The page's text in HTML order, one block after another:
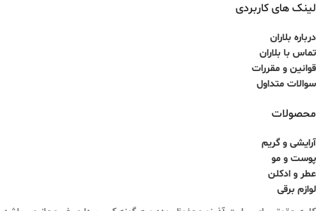
لینک های کاربردی
درباره بلاران
تماس با بلاران
قوانین و مقررات
سوالات متداول
محصولات
آرایشی و گریم
پوست و مو
عطر و ادکلن
لوازم برقی